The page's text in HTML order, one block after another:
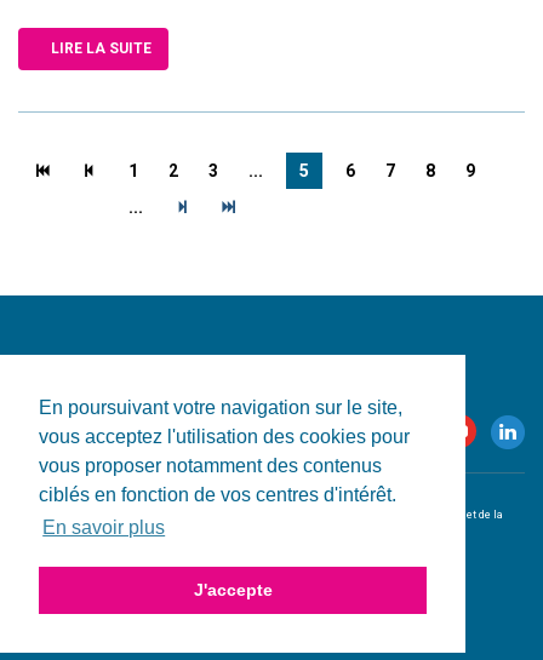
En poursuivant votre navigation sur le site,
vous acceptez l'utilisation des cookies pour
vous proposer notamment des contenus
ciblés en fonction de vos centres d'intérêt.
En savoir plus
J'accepte
LIRE LA SUITE
1 2 3 ... 5 6 7 8
9
...
© 2026 CRESS-PACA. Tous droits réservés.
conditions d'utilisation et de la